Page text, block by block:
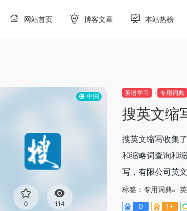
网站首页 博客文章 本站热榜
中国
0 114
英语学习 专用词典
搜英文缩
搜英文缩写收集
和缩略词查询和
写，有限公司英
标签： 专用词典
0
1+